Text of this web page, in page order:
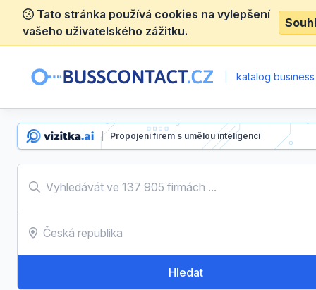
Tato stránka používá cookies na vylepšení
vašeho uživatelského zážitku.
katalog
| Propojení firem s umělou inteligencí
Hledat